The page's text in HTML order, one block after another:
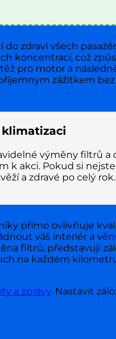
zdraví všech
koncentrací, což
pro motor a
zážitkem
klimatizaci
výměny filtrů
k akci. Pokud si
a zdravé po celý
přímo ovlivňuje
váš interiér a
filtrů, představují
na každém
a zprávy. Nastavit